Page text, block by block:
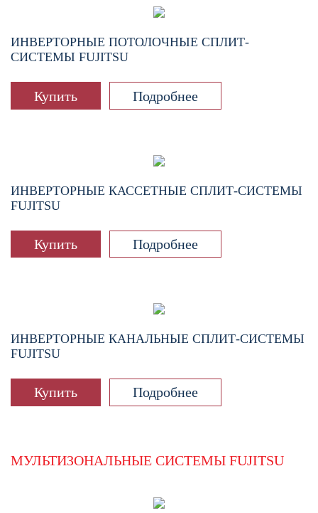
ИНВЕРТОРНЫЕ ПОТОЛОЧНЫЕ СПЛИТ-
СИСТЕМЫ FUJITSU
Купить Подробнее
ИНВЕРТОРНЫЕ КАССЕТНЫЕ СПЛИТ-СИСТЕМЫ
FUJITSU
Купить Подробнее
ИНВЕРТОРНЫЕ КАНАЛЬНЫЕ СПЛИТ-СИСТЕМЫ
FUJITSU
Купить Подробнее
МУЛЬТИЗОНАЛЬНЫЕ СИСТЕМЫ FUJITSU